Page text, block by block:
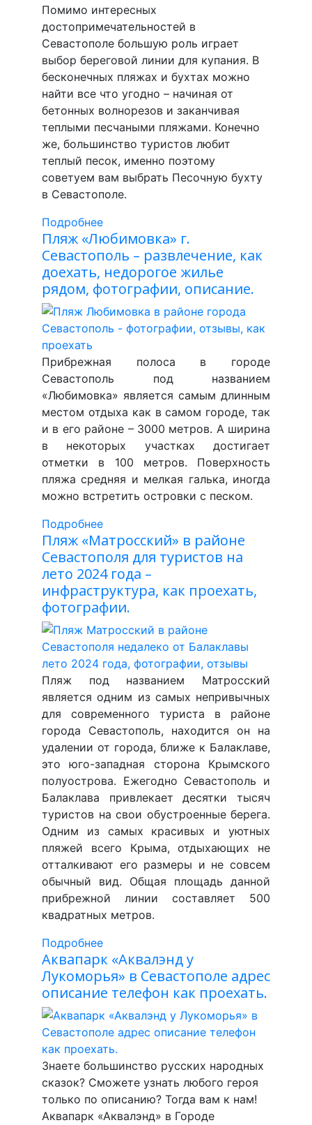
Помимо интересных
достопримечательностей в
Севастополе большую роль играет
выбор береговой линии для купания. В
бесконечных пляжах и бухтах можно
найти все что угодно – начиная от
бетонных волнорезов и заканчивая
теплыми песчаными пляжами. Конечно
же, большинство туристов любит
теплый песок, именно поэтому
советуем вам выбрать Песочную бухту
в Севастополе.
Подробнее
Пляж «Любимовка» г.
Севастополь – развлечение, как
доехать, недорогое жилье
рядом, фотографии, описание.
Прибрежная полоса в городе
Севастополь под названием
«Любимовка» является самым длинным
местом отдыха как в самом городе, так
и в его районе – 3000 метров. А ширина
в некоторых участках достигает
отметки в 100 метров. Поверхность
пляжа средняя и мелкая галька, иногда
можно встретить островки с песком.
Подробнее
Пляж «Матросский» в районе
Севастополя для туристов на
лето 2024 года –
инфраструктура, как проехать,
фотографии.
Пляж под названием Матросский
является одним из самых непривычных
для современного туриста в районе
города Севастополь, находится он на
удалении от города, ближе к Балаклаве,
это юго-западная сторона Крымского
полуострова. Ежегодно Севастополь и
Балаклава привлекает десятки тысяч
туристов на свои обустроенные берега.
Одним из самых красивых и уютных
пляжей всего Крыма, отдыхающих не
отталкивают его размеры и не совсем
обычный вид. Общая площадь данной
прибрежной линии составляет 500
квадратных метров.
Подробнее
Аквапарк «Аквалэнд у
Лукоморья» в Севастополе адрес
описание телефон как проехать.
Знаете большинство русских народных
сказок? Сможете узнать любого героя
только по описанию? Тогда вам к нам!
Аквапарк «Аквалэнд» в Городе